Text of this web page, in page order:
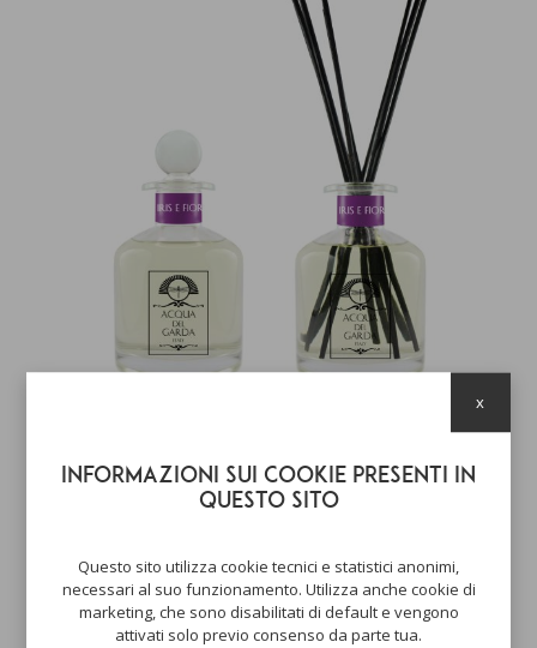
29,00 €
Informazioni sui cookie presenti in
questo sito
Questo sito utilizza cookie tecnici e statistici anonimi,
necessari al suo funzionamento. Utilizza anche cookie di
marketing, che sono disabilitati di default e vengono
attivati solo previo consenso da parte tua.
x